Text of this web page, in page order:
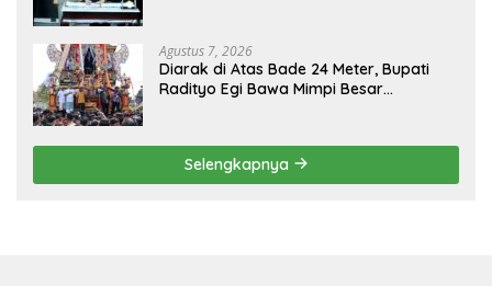
Agustus 7, 2026
Diarak di Atas Bade 24 Meter, Bupati
Radityo Egi Bawa Mimpi Besar
Selengkapnya